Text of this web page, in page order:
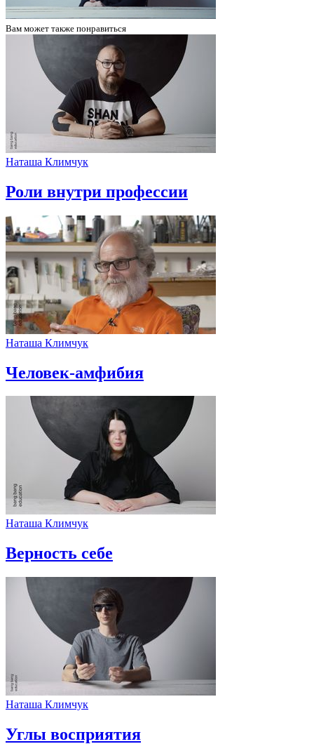
Вам может также понравиться
Наташа Климчук
Роли внутри профессии
Наташа Климчук
Человек-амфибия
Наташа Климчук
Верность себе
Наташа Климчук
Углы восприятия